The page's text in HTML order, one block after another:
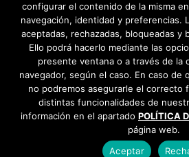
configurar el contenido de la misma
navegación, identidad y preferencias.
aceptadas, rechazadas, bloqueadas y
Ello podrá hacerlo mediante las
presente ventana o a través de la
navegador, según el caso. En caso de
no podremos asegurarle el correcto
distintas funcionalidades de
información en el apartado POLÍTICA
página web.
Aceptar